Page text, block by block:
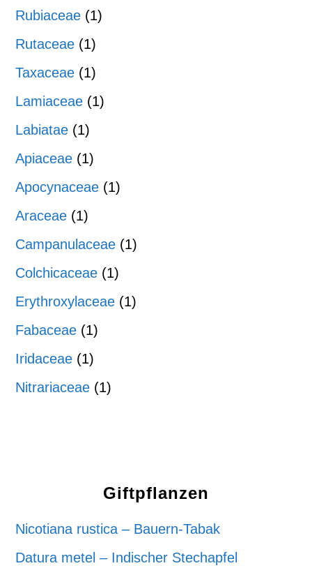
Rubiaceae (1)
Rutaceae (1)
Taxaceae (1)
Lamiaceae (1)
Labiatae (1)
Apiaceae (1)
Apocynaceae (1)
Araceae (1)
Campanulaceae (1)
Colchicaceae (1)
Erythroxylaceae (1)
Fabaceae (1)
Iridaceae (1)
Nitrariaceae (1)
Giftpflanzen
Nicotiana rustica – Bauern-Tabak
Datura metel – Indischer Stechapfel